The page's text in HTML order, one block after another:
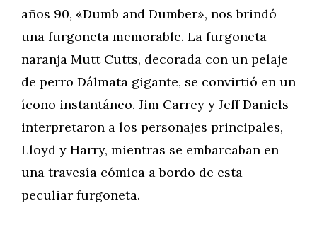
años 90, «Dumb and Dumber», nos brindó
una furgoneta memorable. La furgoneta
naranja Mutt Cutts, decorada con un pelaje
de perro Dálmata gigante, se convirtió en un
ícono instantáneo. Jim Carrey y Jeff Daniels
interpretaron a los personajes principales,
Lloyd y Harry, mientras se embarcaban en
una travesía cómica a bordo de esta
peculiar furgoneta.